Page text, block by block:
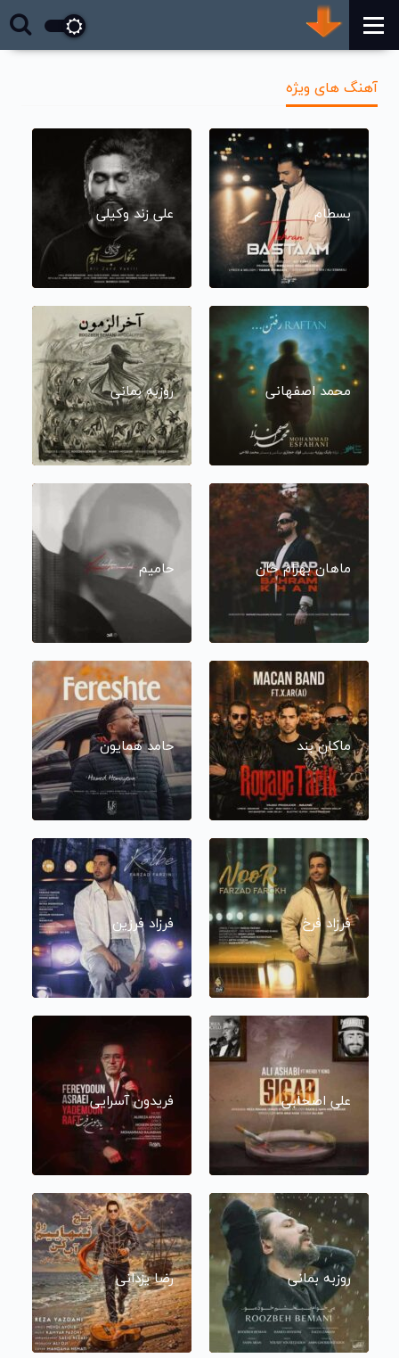
آهنگ های ویژه
بسطام علی زند وکیلی
محمد اصفهانی روزبه بمانی
ماهان بهرام خان حامیم
ماکان بند حامد همایون
فرزاد فرخ فرزاد فرزین
علی اصحابی فریدون آسرایی
روزبه بمانی رضا یزدانی